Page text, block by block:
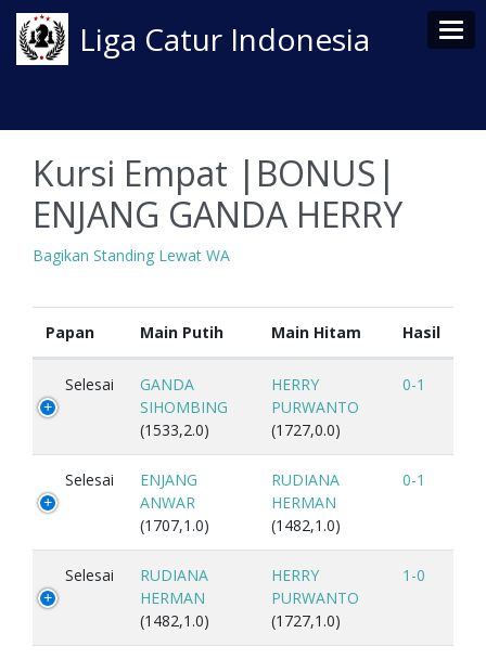
Liga Catur Indonesia
Kursi Empat |BONUS|
ENJANG GANDA HERRY
Bagikan Standing Lewat WA
Papan Main Putih Main Hitam Hasil
Selesai
GANDA
SIHOMBING
(1533,2.0)
HERRY
PURWANTO
(1727,0.0)
0-1
Selesai
ENJANG
ANWAR
(1707,1.0)
RUDIANA
HERMAN
(1482,1.0)
0-1
Selesai
RUDIANA
HERMAN
(1482,1.0)
HERRY
PURWANTO
(1727,1.0)
1-0